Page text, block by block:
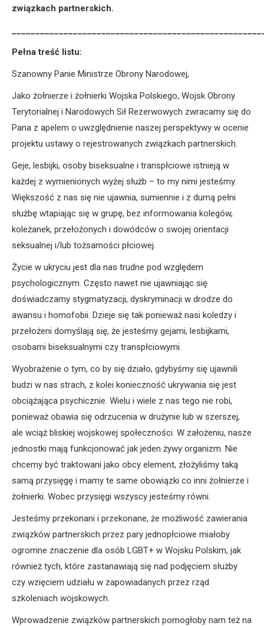
związkach partnerskich.
Pełna treść listu:
Szanowny Panie Ministrze Obrony Narodowej,
Jako żołnierze i żołnierki Wojska Polskiego, Wojsk Obrony
Terytorialnej i Narodowych Sił Rezerwowych zwracamy się do
Pana z apelem o uwzględnienie naszej perspektywy w ocenie
projektu ustawy o rejestrowanych związkach partnerskich.
Geje, lesbijki, osoby biseksualne i transpłciowe istnieją w
każdej z wymienionych wyżej służb – to my nimi jesteśmy.
Większość z nas się nie ujawnia, sumiennie i z dumą pełni
służbę wtapiając się w grupę, bez informowania kolegów,
koleżanek, przełożonych i dowódców o swojej orientacji
seksualnej i/lub tożsamości płciowej.
Życie w ukryciu jest dla nas trudne pod względem
psychologicznym. Często nawet nie ujawniając się
doświadczamy stygmatyzacji, dyskryminacji w drodze do
awansu i homofobii. Dzieje się tak ponieważ nasi koledzy i
przełożeni domyślają się, że jesteśmy gejami, lesbijkami,
osobami biseksualnymi czy transpłciowymi.
Wyobrażenie o tym, co by się działo, gdybyśmy się ujawnili
budzi w nas strach, z kolei konieczność ukrywania się jest
obciążająca psychicznie. Wielu i wiele z nas tego nie robi,
ponieważ obawia się odrzucenia w drużynie lub w szerszej,
ale wciąż bliskiej wojskowej społeczności. W założeniu, nasze
jednostki mają funkcjonować jak jeden żywy organizm. Nie
chcemy być traktowani jako obcy element, złożyliśmy taką
samą przysięgę i mamy te same obowiązki co inni żołnierze i
żołnierki. Wobec przysięgi wszyscy jesteśmy równi.
Jesteśmy przekonani i przekonane, że możliwość zawierania
związków partnerskich przez pary jednopłciowe miałoby
ogromne znaczenie dla osób LGBT+ w Wojsku Polskim, jak
również tych, które zastanawiają się nad podjęciem służby
czy wzięciem udziału w zapowiadanych przez rząd
szkoleniach wojskowych.
Wprowadzenie związków partnerskich pomogłoby nam też na